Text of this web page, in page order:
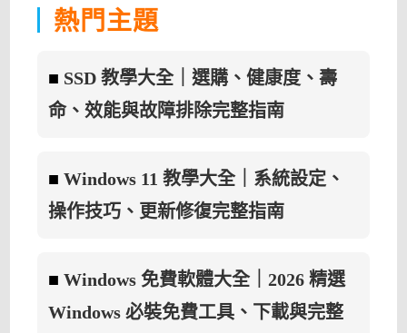
檔
案
數
章？
快
確
認
安
全
與
未
被
熱門主題
■ SSD 教學大全｜選購、健康度、壽
命、效能與故障排除完整指南
■Windows 11 教學大全｜系統設定、
操作技巧、更新修復完整指南
■Windows 免費軟體大全｜2026 精選
Windows 必裝免費工具、下載與完整